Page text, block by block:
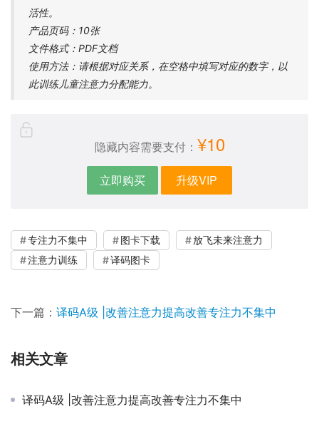
活性。
产品页码：10张
文件格式：PDF文档
使用方法：请根据对应关系，在空格中填写对应的数字，以
此训练儿童注意力分配能力。
隐藏内容需要支付： ¥10
立即购买 升级VIP
专注力不集中 图卡下载
放飞未来注意力
注意力训练
译码图卡
下一篇： 译码A级 |改善注意力提高改善专注力不集中
相关文章
译码A级 |改善注意力提高改善专注力不集中